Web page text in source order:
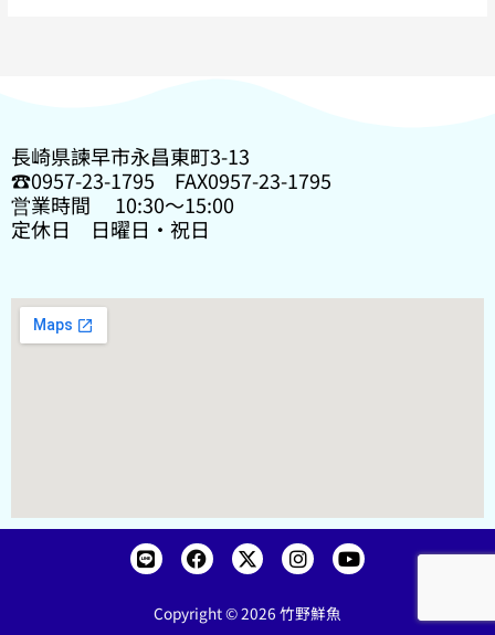
長崎県諫早市永昌東町3-13
☎0957-23-1795 FAX0957-23-1795
営業時間 10:30〜15:00
定休日 日曜日・祝日
L
i
e
F
a
e
b
X
-
w
i
I
n
t
a
Y
o
Copyright © 2026 竹野鮮魚